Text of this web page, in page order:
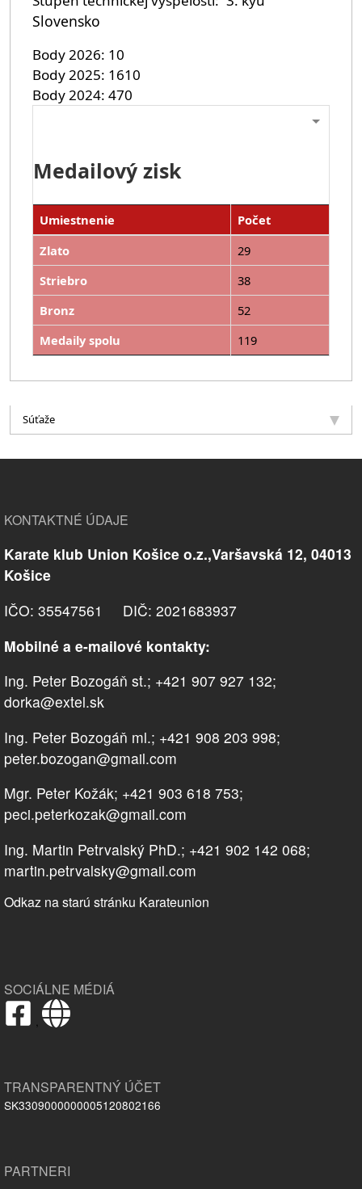
Slovensko
Body 2026 10
Body 2025 1610
Body 2024 470
Medailový zisk
Umiestnenie
Počet
Zlato
29
Striebro
38
Bronz
52
Medaily spolu
119
Súťaže
KONTAKTNÉ ÚDAJE
Karate klub Union Košice o.z.,Varšavská 12, 04013
Košice
IČO: 35547561 DIČ: 2021683937
Mobilné a e-mailové kontakty:
Ing. Peter Bozogáň st.; +421 907 927 132;
dorka@extel.sk
Ing. Peter Bozogáň ml.; +421 908 203 998;
peter.bozogan@gmail.com
Mgr. Peter Kožák; +421 903 618 753;
peci.peterkozak@gmail.com
Ing. Martin Petrvalský PhD.; +421 902 142 068;
martin.petrvalsky@gmail.com
Odkaz na starú stránku Karateunion
SOCIÁLNE MÉDIÁ
,
TRANSPARENTNÝ ÚČET
SK3309000000005120802166
PARTNERI